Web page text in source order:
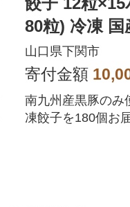
80粒) 冷凍 国
あり IB051
山口県下関市
寄付金額
南九州産黒豚のみ
凍餃子を180個お